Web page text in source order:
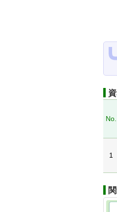
No.
1